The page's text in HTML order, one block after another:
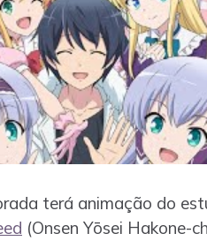
terá animação do
(Onsen Yōsei Hakone-